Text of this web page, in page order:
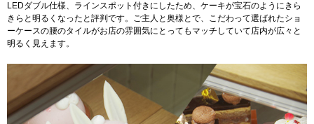
LEDダブル仕様、ラインスポット付きにしたため、ケーキが宝石のようにきら
きらと明るくなったと評判です。ご主人と奥様とで、こだわって選ばれたショ
ーケースの腰のタイルがお店の雰囲気にとってもマッチしていて店内が広々と
明るく見えます。